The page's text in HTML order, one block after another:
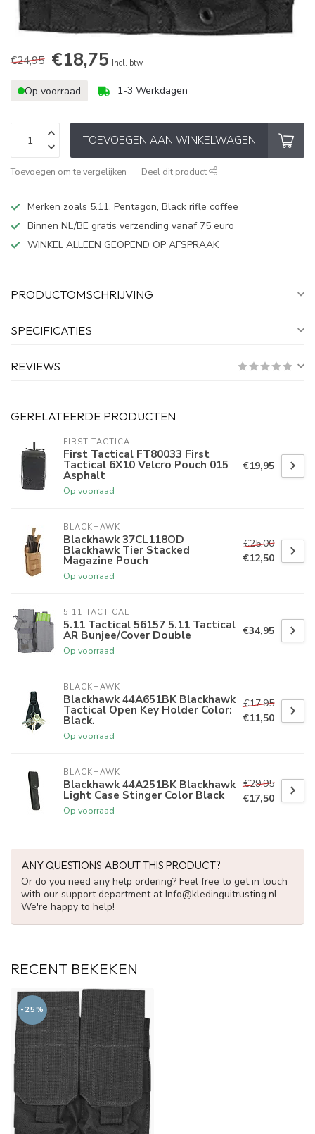
€24,95 €18,75 Incl. btw
Op voorraad 1-3 Werkdagen
TOEVOEGEN AAN WINKELWAGEN
Toevoegen om te vergelijken Deel dit product
Merken zoals 5.11, Pentagon, Black rifle coffee
Binnen NL/BE gratis verzending vanaf 75 euro
WINKEL ALLEEN GEOPEND OP AFSPRAAK
PRODUCTOMSCHRIJVING
SPECIFICATIES
REVIEWS
GERELATEERDE PRODUCTEN
FIRST TACTICAL
First Tactical FT80033 First
Tactical 6X10 Velcro Pouch 015
Asphalt
Op voorraad
€19,95
BLACKHAWK
Blackhawk 37CL118OD
Blackhawk Tier Stacked
Magazine Pouch
Op voorraad
€25,00
€12,50
5.11 TACTICAL
5.11 Tactical 56157 5.11 Tactical
AR Bunjee/Cover Double
Op voorraad
€34,95
BLACKHAWK
Blackhawk 44A651BK Blackhawk
Tactical Open Key Holder Color:
Black.
Op voorraad
€17,95
€11,50
BLACKHAWK
Blackhawk 44A251BK Blackhawk
Light Case Stinger Color Black
Op voorraad
€29,95
€17,50
ANY QUESTIONS ABOUT THIS PRODUCT?
Or do you need any help ordering? Feel free to get in touch
with our support department atInfo@kledinguitrusting.nl
We're happy to help!
RECENT BEKEKEN
-25%